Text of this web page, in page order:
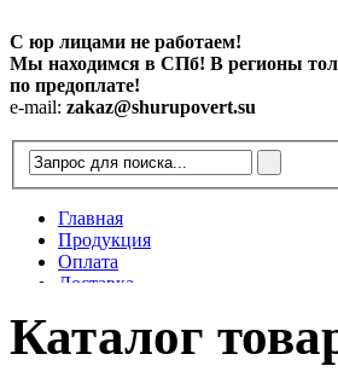
С юр лицами не работаем!
Мы находимся в СПб! В регионы
по предоплате!
e-mail: zakaz@shurupovert.su
Главная
Продукция
Оплата
Доставка
Статьи
Каталог